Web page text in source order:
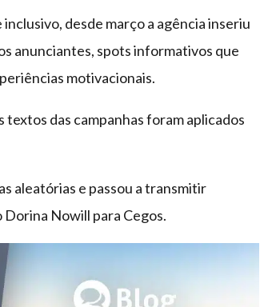
desde março a agência inseriu
anunciantes, spots informativos que
motivacionais.
textos das campanhas foram aplicados
aleatórias e passou a transmitir
Dorina Nowill para Cegos.